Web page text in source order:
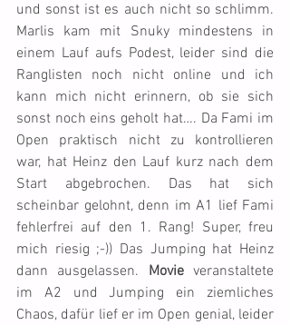
und sonst ist es auch nicht so schlimm.
Marlis kam mit Snuky mindestens in
einem Lauf aufs Podest, leider sind die
Ranglisten noch nicht online und ich
kann mich nicht erinnern, ob sie sich
sonst noch eins geholt hat…. Da Fami im
Open praktisch nicht zu kontrollieren
war, hat Heinz den Lauf kurz nach dem
Start abgebrochen. Das hat sich
scheinbar gelohnt, denn im A1 lief Fami
fehlerfrei auf den 1. Rang! Super, freu
mich riesig ;-)) Das Jumping hat Heinz
dann ausgelassen. Movie veranstaltete
im A2 und Jumping ein ziemliches
Chaos, dafür lief er im Open genial, leider